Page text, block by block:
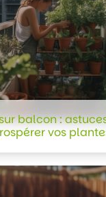
balcon :
vos